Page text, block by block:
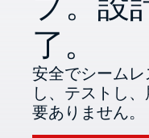
了。
安全でシーム
し、テストし
要ありません。